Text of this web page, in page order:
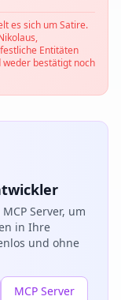
es sich um Satire.
Entitäten
weder bestätigt noch
Server, um
in Ihre
und ohne
MCP Server